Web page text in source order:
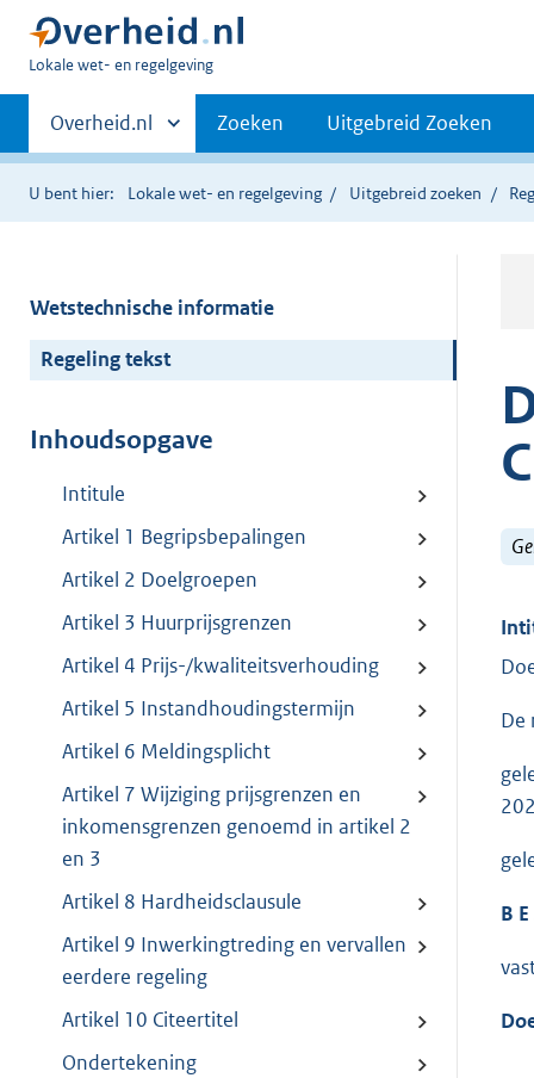
U
hier:
Lokale wet- en regelgeving
Primaire
navigatie
Andere
sites
binnen
Overheid.nl Zoeken Uitgebreid Zoeken
U bent hier: Lokale wet- en regelgeving Uitgebreid zoeken
Wetstechnische informatie
Regeling tekst
Inhoudsopgave
Intitule
Artikel 1 Begripsbepalingen
Artikel 2 Doelgroepen
Artikel 3 Huurprijsgrenzen
Artikel 4 Prijs-/kwaliteitsverhouding
Artikel 5 Instandhoudingstermijn
Artikel 6 Meldingsplicht
Artikel 7 Wijziging prijsgrenzen en
inkomensgrenzen genoemd in artikel 2
en 3
Artikel 8 Hardheidsclausule
Artikel 9 Inwerkingtreding en vervallen
eerdere regeling
Artikel 10 Citeertitel
Ondertekening
De
B